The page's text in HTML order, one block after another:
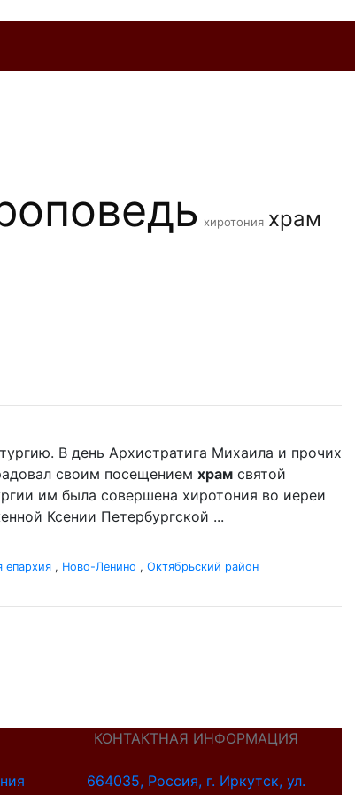
хиротония храм
В день Архистратига Михаила и прочих
своим посещением храм святой
им была совершена хиротония во иереи
Ксении Петербургской ...
епархия , Ново-Ленино , Октябрьский район
КОНТАКТНАЯ ИНФОРМАЦИЯ
664035, Россия, г. Иркутск, ул.